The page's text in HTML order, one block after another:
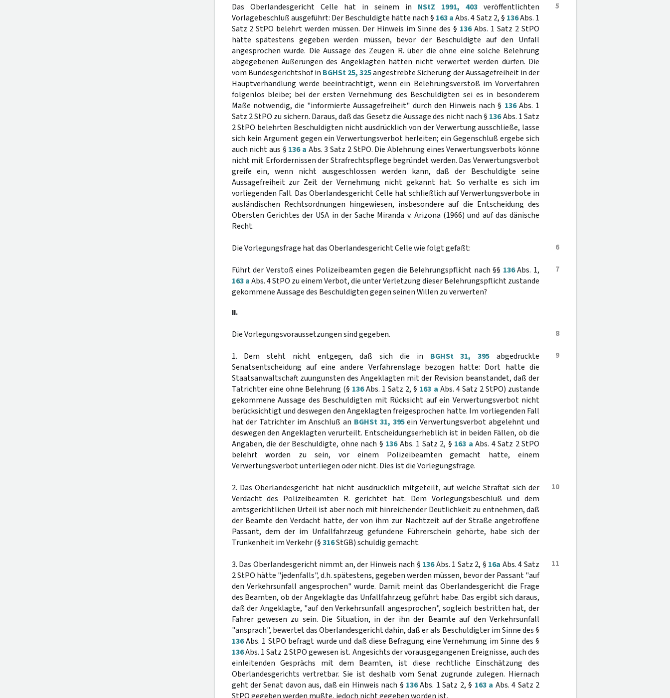
5
Das Oberlandesgericht Celle hat in seinem in NStZ 1991, 403veröffentlichten
Vorlagebeschluß ausgeführt: Der Beschuldigte hätte nach § 163 aAbs. 4 Satz 2, § 136Abs. 1
Satz 2 StPO belehrt werden müssen. Der Hinweis im Sinne des § 136Abs. 1 Satz 2 StPO
hätte spätestens gegeben werden müssen, bevor der Beschuldigte auf den Unfall
angesprochen wurde. Die Aussage des Zeugen R. über die ohne eine solche Belehrung
abgegebenen Äußerungen des Angeklagten hätten nicht verwertet werden dürfen. Die
vom Bundesgerichtshof in BGHSt 25, 325angestrebte Sicherung der Aussagefreiheit in der
Hauptverhandlung werde beeinträchtigt, wenn ein Belehrungsverstoß im Vorverfahren
folgenlos bleibe; bei der ersten Vernehmung des Beschuldigten sei es in besonderem
Maße notwendig, die "informierte Aussagefreiheit" durch den Hinweis nach § 136Abs. 1
Satz 2 StPO zu sichern. Daraus, daß das Gesetz die Aussage des nicht nach § 136Abs. 1 Satz
2 StPO belehrten Beschuldigten nicht ausdrücklich von der Verwertung ausschließe, lasse
sich kein Argument gegen ein Verwertungsverbot herleiten; ein Gegenschluß ergebe sich
auch nicht aus § 136 a Abs. 3 Satz 2 StPO. Die Ablehnung eines Verwertungsverbots könne
nicht mit Erfordernissen der Strafrechtspflege begründet werden. Das Verwertungsverbot
greife ein, wenn nicht ausgeschlossen werden kann, daß der Beschuldigte seine
Aussagefreiheit zur Zeit der Vernehmung nicht gekannt hat. So verhalte es sich im
vorliegenden Fall. Das Oberlandesgericht Celle hat schließlich auf Verwertungsverbote in
ausländischen Rechtsordnungen hingewiesen, insbesondere auf die Entscheidung des
Obersten Gerichtes der USA in der Sache Miranda v. Arizona (1966) und auf das dänische
Recht.
6
Die Vorlegungsfrage hat das Oberlandesgericht Celle wie folgt gefaßt:
7
Führt der Verstoß eines Polizeibeamten gegen die Belehrungspflicht nach §§ 136Abs. 1,
163 aAbs. 4 StPO zu einem Verbot, die unter Verletzung dieser Belehrungspflicht zustande
gekommene Aussage des Beschuldigten gegen seinen Willen zu verwerten?
II.
8
Die Vorlegungsvoraussetzungen sind gegeben.
9
1. Dem steht nicht entgegen, daß sich die in BGHSt 31, 395 abgedruckte
Senatsentscheidung auf eine andere Verfahrenslage bezogen hatte: Dort hatte die
Staatsanwaltschaft zuungunsten des Angeklagten mit der Revision beanstandet, daß der
Tatrichter eine ohne Belehrung (§ 136Abs. 1 Satz 2, § 163 a Abs. 4 Satz 2 StPO) zustande
gekommene Aussage des Beschuldigten mit Rücksicht auf ein Verwertungsverbot nicht
berücksichtigt und deswegen den Angeklagten freigesprochen hatte. Im vorliegenden Fall
hat der Tatrichter im Anschluß an BGHSt 31, 395ein Verwertungsverbot abgelehnt und
deswegen den Angeklagten verurteilt. Entscheidungserheblich ist in beiden Fällen, ob die
Angaben, die der Beschuldigte, ohne nach § 136Abs. 1 Satz 2, § 163 a Abs. 4 Satz 2 StPO
belehrt worden zu sein, vor einem Polizeibeamten gemacht hatte, einem
Verwertungsverbot unterliegen oder nicht. Dies ist die Vorlegungsfrage.
10
2. Das Oberlandesgericht hat nicht ausdrücklich mitgeteilt, auf welche Straftat sich der
Verdacht des Polizeibeamten R. gerichtet hat. Dem Vorlegungsbeschluß und dem
amtsgerichtlichen Urteil ist aber noch mit hinreichender Deutlichkeit zu entnehmen, daß
der Beamte den Verdacht hatte, der von ihm zur Nachtzeit auf der Straße angetroffene
Passant, dem der im Unfallfahrzeug gefundene Führerschein gehörte, habe sich der
Trunkenheit im Verkehr (§316StGB) schuldig gemacht.
11
3. Das Oberlandesgericht nimmt an, der Hinweis nach § 136Abs. 1 Satz 2, § 16a Abs. 4 Satz
2 StPO hätte "jedenfalls", d.h. spätestens, gegeben werden müssen, bevor der Passant "auf
den Verkehrsunfall angesprochen" wurde. Damit meint das Oberlandesgericht die Frage
des Beamten, ob der Angeklagte das Unfallfahrzeug geführt habe. Das ergibt sich daraus,
daß der Angeklagte, "auf den Verkehrsunfall angesprochen", sogleich bestritten hat, der
Fahrer gewesen zu sein. Die Situation, in der ihn der Beamte auf den Verkehrsunfall
"ansprach", bewertet das Oberlandesgericht dahin, daß er als Beschuldigter im Sinne des §
136Abs. 1 StPO befragt wurde und daß diese Befragung eine Vernehmung im Sinne des §
136Abs. 1 Satz 2 StPO gewesen ist. Angesichts der vorausgegangenen Ereignisse, auch des
einleitenden Gesprächs mit dem Beamten, ist diese rechtliche Einschätzung des
Oberlandesgerichts vertretbar. Sie ist deshalb vom Senat zugrunde zulegen. Hiernach
geht der Senat davon aus, daß ein Hinweis nach § 136Abs. 1 Satz 2, § 163 a Abs. 4 Satz 2